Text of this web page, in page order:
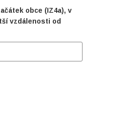
obce (IZ4a), v
vzdálenosti od